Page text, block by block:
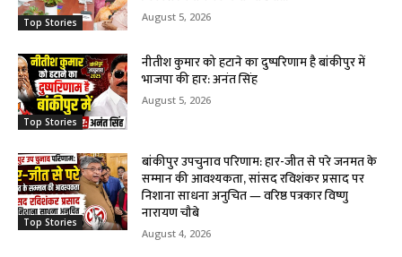
Top Stories August 5, 2026
Top Stories
नीतीश कुमार को हटाने का दुष्परिणाम है बांकीपुर में
भाजपा की हार: अनंत सिंह
August 5, 2026
Top Stories
बांकीपुर उपचुनाव परिणाम: हार-जीत से परे जनमत के
सम्मान की आवश्यकता, सांसद रविशंकर प्रसाद पर
निशाना साधना अनुचित — वरिष्ठ पत्रकार विष्णु
नारायण चौबे
August 4, 2026